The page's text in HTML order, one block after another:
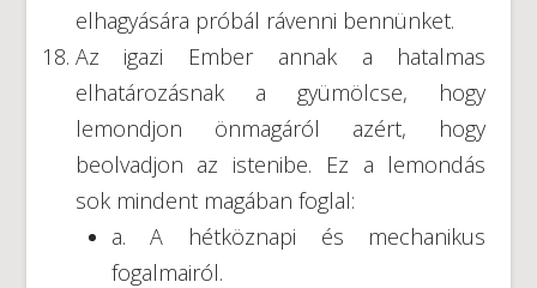
elhagyására próbál rávenni bennünket.
Az igazi Ember annak a hatalmas
elhatározásnak a gyümölcse, hogy
lemondjon önmagáról azért, hogy
beolvadjon az istenibe. Ez a lemondás
sok mindent magában foglal:
a. A hétköznapi és mechanikus
fogalmairól.